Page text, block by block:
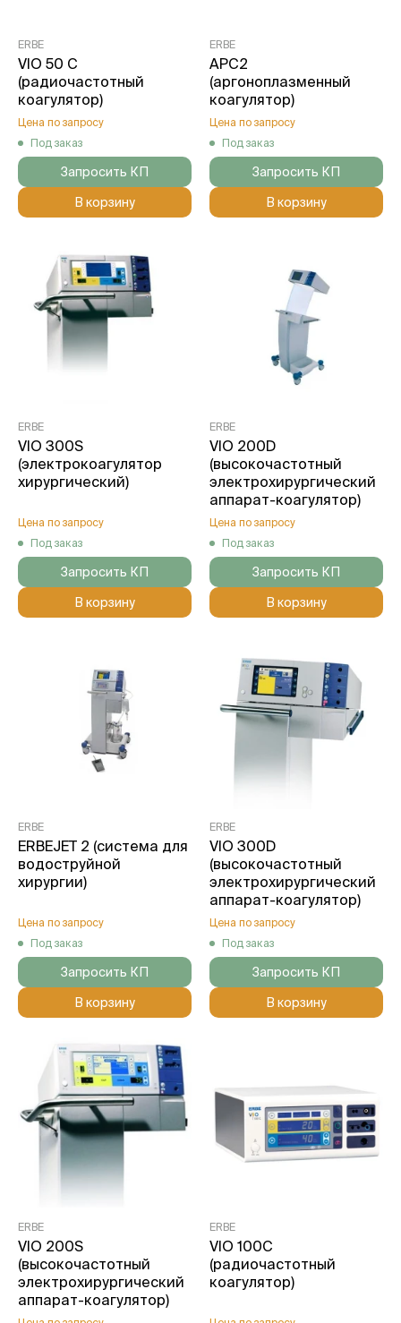
ERBE
VIO 50 C
(радиочастотный
коагулятор)
Цена по запросу
Под заказ
Запросить КП
В корзину
ERBE
APC2
(аргоноплазменный
коагулятор)
Цена по запросу
Под заказ
Запросить КП
В корзину
ERBE
VIO 300S
(электрокоагулятор
хирургический)
Цена по запросу
Под заказ
Запросить КП
В корзину
ERBE
VIO 200D
(высокочастотный
электрохирургический
аппарат-коагулятор)
Цена по запросу
Под заказ
Запросить КП
В корзину
ERBE
ERBEJET 2 (система для
водоструйной
хирургии)
Цена по запросу
Под заказ
Запросить КП
В корзину
ERBE
VIO 300D
(высокочастотный
электрохирургический
аппарат-коагулятор)
Цена по запросу
Под заказ
Запросить КП
В корзину
ERBE
VIO 200S
(высокочастотный
электрохирургический
аппарат-коагулятор)
ERBE
VIO 100С
(радиочастотный
коагулятор)